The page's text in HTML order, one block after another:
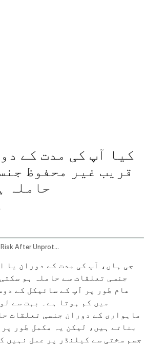
کیا آپ کی مدت کے
قریب غیر محفوظ
حاملہ
Pregnancy Risk After Unprotected Sex Near Menstruation
جی ہاں، آپ کی مدت کے دوران یا
جنسی تعلقات سے حاملہ ہو
عام طور پر آپ کے سائیکل کے
میں کم ہوتا ہے۔ بہت سے
ماہواری کے دوران جنسی تعلقات
بناتے ہیں، لیکن یہ مکمل طور
جسم سختی سے کیلنڈر پر عمل نہیں